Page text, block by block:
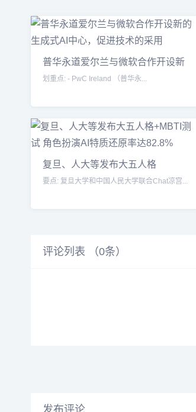
普华永道爱尔兰与微软合作开设新
的
划重点: - PwC Ireland （普华永...
复旦、人大等发布大五人格
&#x2B;MB
要点: 复旦大学和中国人民大学联合Chat凉宫...
评论列表 （0条）
发布评论